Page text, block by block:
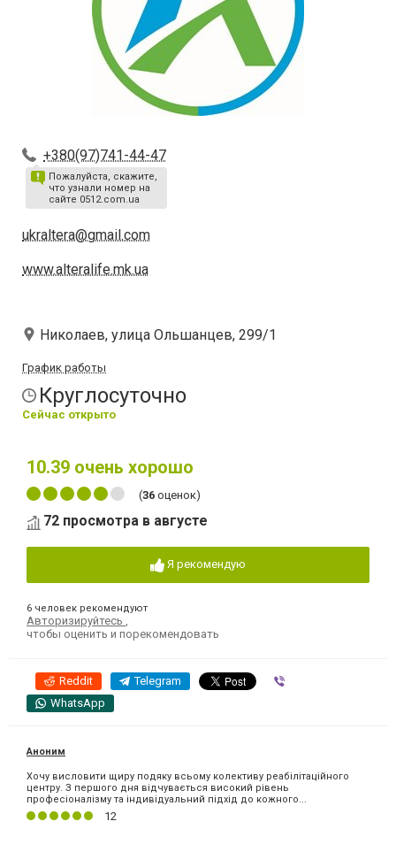
+380(97)741-44-47
Пожалуйста, скажите,
что узнали номер на
сайте 0512.com.ua
ukraltera@gmail.com
www.alteralife.mk.ua
Николаев, улица Ольшанцев, 299/1
График работы
Круглосуточно
Сейчас открыто
10.39 очень хорошо
(36 оценок)
72 просмотра в августе
Я рекомендую
6 человек рекомендуют
Авторизируйтесь ,
чтобы оценить и порекомендовать
Reddit Telegram
WhatsApp
Аноним
Хочу висловити щиру подяку всьому колективу реабілітаційного
центру. З першого дня відчувається високий рівень
професіоналізму та індивідуальний підхід до кожного...
12